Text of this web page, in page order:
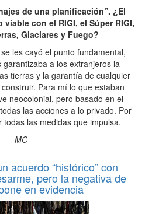
de una planificación”. ¿El
con el RIGI, el Súper RIGI,
Glaciares y Fuego?
les cayó el punto fundamental,
a los extranjeros la
tierras y la garantía de cualquier
Para mí lo que estaban
neocolonial, pero basado en el
las acciones a lo privado. Por
las medidas que impulsa.
MC
acuerdo “histórico” con
pero la negativa de
en evidencia